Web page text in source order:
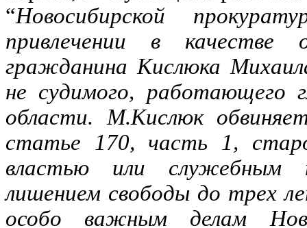
“Новосибирской
привлечении в качестве
гражданина Кислюка
не судимого, работающего
области. М.Кислюк
статье 170, часть 1,
властью или служебным
лишением свободы до трех
особо важным делам